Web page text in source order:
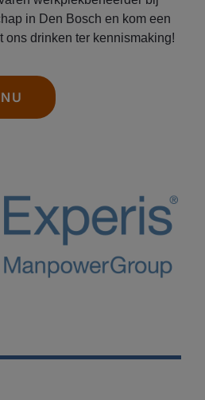
in Den Bosch en kom een
ons drinken ter kennismaking!